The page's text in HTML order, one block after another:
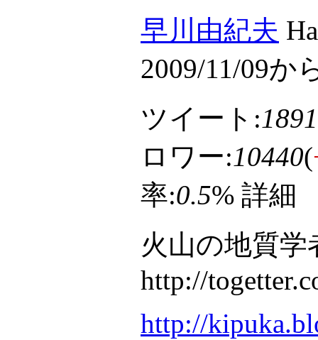
早川由紀夫
2009/11/09か
ツイート:
ロワー:10440(
率:0.5% 詳細
火山の地質
http://
http://